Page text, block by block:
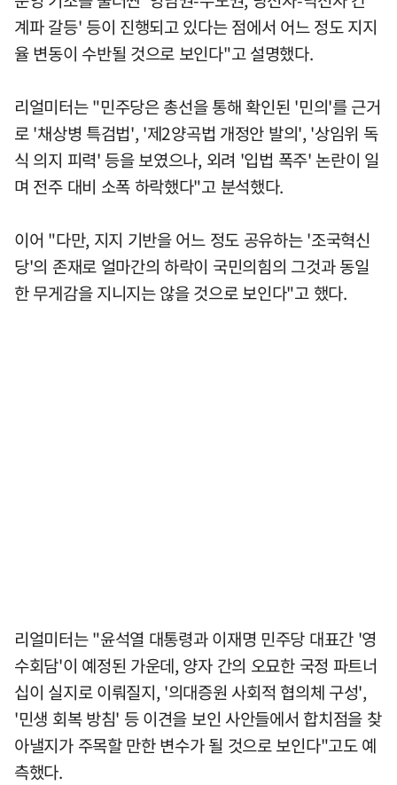
계파 갈등' 등이 진행되고 있다는 점에서 어느 정도 지지
율 변동이 수반될 것으로 보인다"고 설명했다.
리얼미터는 "민주당은 총선을 통해 확인된 '민의'를 근거
로 '채상병 특검법', '제2양곡법 개정안 발의', '상임위 독
식 의지 피력' 등을 보였으나, 외려 '입법 폭주' 논란이 일
며 전주 대비 소폭 하락했다"고 분석했다.
이어 "다만, 지지 기반을 어느 정도 공유하는 '조국혁신
당'의 존재로 얼마간의 하락이 국민의힘의 그것과 동일
한 무게감을 지니지는 않을 것으로 보인다"고 했다.
리얼미터는 "윤석열 대통령과 이재명 민주당 대표간 '영
수회담'이 예정된 가운데, 양자 간의 오묘한 국정 파트너
십이 실지로 이뤄질지, '의대증원 사회적 협의체 구성',
'민생 회복 방침' 등 이견을 보인 사안들에서 합치점을 찾
아낼지가 주목할 만한 변수가 될 것으로 보인다"고도 예
측했다.